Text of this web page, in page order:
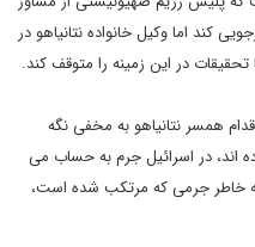
کند اما وکیل خانواده نتانیاهو در
در این زمینه را متوقف کند.
همسر نتانیاهو به مخفی نگه
اند، در اسرائیل جرم به حساب می
خاطر جرمی که مرتکب شده است،